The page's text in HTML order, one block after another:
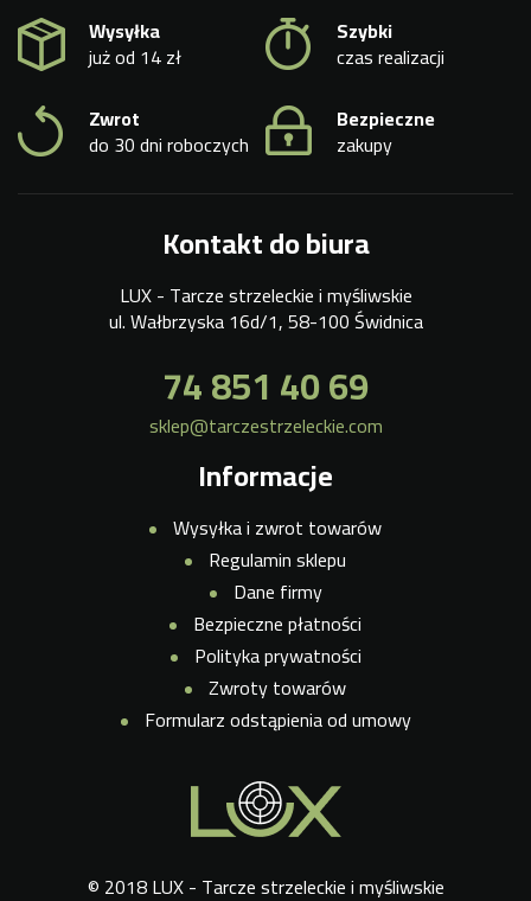
Wysyłka
już od 14 zł
Szybki
czas realizacji
Zwrot
do 30 dni roboczych
Bezpieczne
zakupy
Kontakt do biura
LUX - Tarcze strzeleckie i myśliwskie
ul. Wałbrzyska 16d/1, 58-100 Świdnica
74 851 40 69
sklep@tarczestrzeleckie.com
Informacje
Wysyłka i zwrot towarów
Regulamin sklepu
Dane firmy
Bezpieczne płatności
Polityka prywatności
Zwroty towarów
Formularz odstąpienia od umowy
© 2018 LUX - Tarcze strzeleckie i myśliwskie